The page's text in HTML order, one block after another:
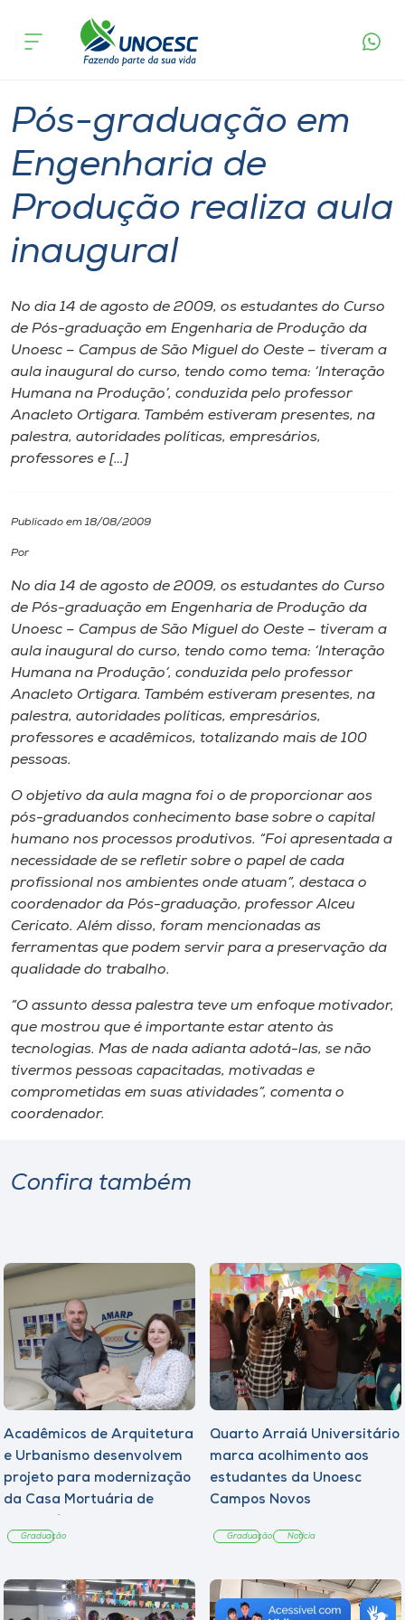
Cursos
Pesquisa
Atendimento ao Estudante
Portal de Ensino
A
Unoesc
Internacionalização
I.nova
Cultura
CPA
Biblioteca
Editora
Rádio
Museu
Unoesc
Store
A+
A-
acontece
Pós-graduação em
Engenharia de
Produção realiza aula
inaugural
No dia 14 de agosto de 2009, os estudantes do Curso
de Pós-graduação em Engenharia de Produção da
Unoesc – Campus de São Miguel do Oeste – tiveram a
aula inaugural do curso, tendo como tema: ‘Interação
Humana na Produção’, conduzida pelo professor
Anacleto Ortigara. Também estiveram presentes, na
palestra, autoridades políticas, empresários,
professores e […]
Publicado em 18/08/2009
Por
No dia 14 de agosto de 2009, os estudantes do Curso
de Pós-graduação em Engenharia de Produção da
Unoesc – Campus de São Miguel do Oeste – tiveram a
aula inaugural do curso, tendo como tema: ‘Interação
Humana na Produção’, conduzida pelo professor
Anacleto Ortigara. Também estiveram presentes, na
palestra, autoridades políticas, empresários,
professores e acadêmicos, totalizando mais de 100
pessoas.
O objetivo da aula magna foi o de proporcionar aos
pós-graduandos conhecimento base sobre o capital
humano nos processos produtivos. “Foi apresentada a
necessidade de se refletir sobre o papel de cada
profissional nos ambientes onde atuam”, destaca o
coordenador da Pós-graduação, professor Alceu
Cericato. Além disso, foram mencionadas as
ferramentas que podem servir para a preservação da
qualidade do trabalho.
“O assunto dessa palestra teve um enfoque motivador,
que mostrou que é importante estar atento às
tecnologias. Mas de nada adianta adotá-las, se não
tivermos pessoas capacitadas, motivadas e
comprometidas em suas atividades”, comenta o
coordenador.
Confira também
Acadêmicos de Arquitetura
e Urbanismo desenvolvem
projeto para modernização
da Casa Mortuária de
Graduação
Quarto Arraiá Universitário
marca acolhimento aos
estudantes da Unoesc
Campos Novos
Graduação Notícia